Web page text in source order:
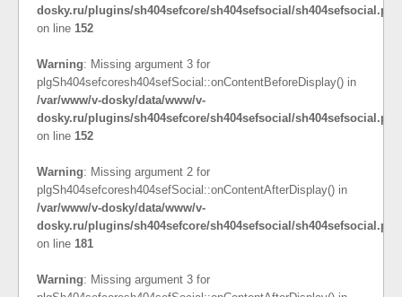
dosky.ru/plugins/sh404sefcore/sh404sefsocial/sh404sefsocial.php
on line 152
Warning: Missing argument 3 for
plgSh404sefcoresh404sefSocial::onContentBeforeDisplay() in
/var/www/v-dosky/data/www/v-
dosky.ru/plugins/sh404sefcore/sh404sefsocial/sh404sefsocial.php
on line 152
Warning: Missing argument 2 for
plgSh404sefcoresh404sefSocial::onContentAfterDisplay() in
/var/www/v-dosky/data/www/v-
dosky.ru/plugins/sh404sefcore/sh404sefsocial/sh404sefsocial.php
on line 181
Warning: Missing argument 3 for